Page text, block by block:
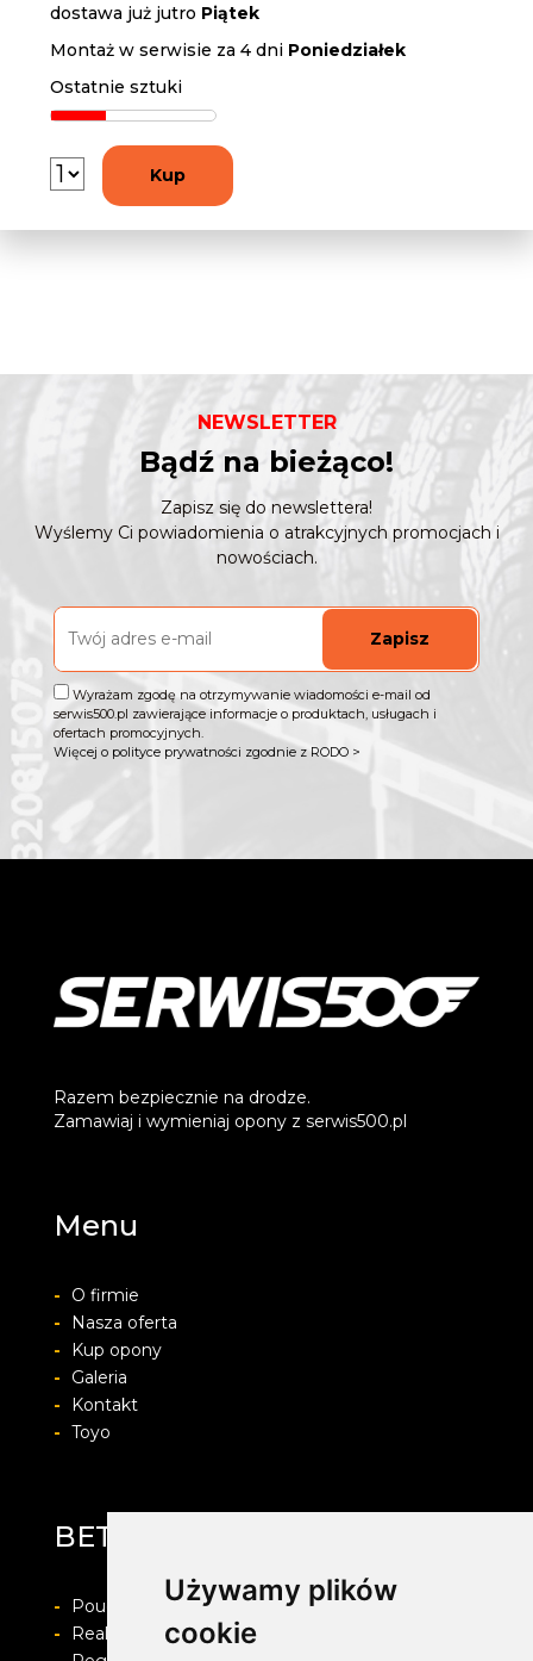
Używamy plików
cookie
dostawa już jutro Piątek
Montaż w serwisie za 4 dni Poniedziałek
Ostatnie sztuki
Kup
NEWSLETTER
Bądź na bieżąco!
Zapisz się do newslettera!
Wyślemy Ci powiadomienia o atrakcyjnych promocjach i
nowościach.
Zapisz
Wyrażam zgodę na otrzymywanie wiadomości e-mail od
serwis500.pl zawierające informacje o produktach, usługach i
ofertach promocyjnych.
Więcej o polityce prywatności zgodnie z RODO >
Razem bezpiecznie na drodze.
Zamawiaj i wymieniaj opony z serwis500.pl
Menu
-
O firmie
-
Nasza oferta
-
Kup opony
-
Galeria
-
Kontakt
- Toyo
BET-POL
-
Pouczenie o prawie do odstapienia od umowy
-
Realizacja zamówienia i formy płatności